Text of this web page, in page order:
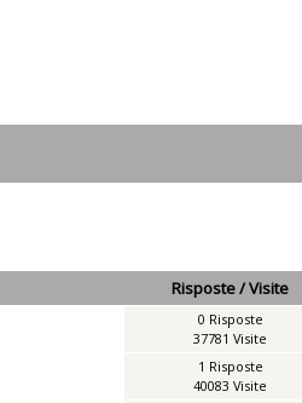
Risposte/Visite
0 Risposte
37781 Visite
1 Risposte
40083 Visite